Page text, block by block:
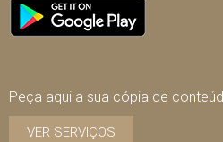
Peça aqui a sua cópia de
VER SERVIÇOS